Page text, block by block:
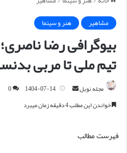
مشاهیر
هنر و سینما
بیوگرافی رضا
تیم ملی تا مربی
مجله نوبل 1404-07-14
0
خواندن این مطلب 4 دقیقه زمان میبرد
فهرست مطالب